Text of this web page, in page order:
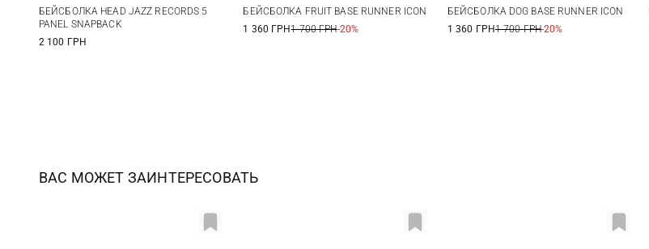
One size
БЕЙСБОЛКА HEAD JAZZ RECORDS 5
PANEL SNAPBACK
2 100 ГРН
One size
БЕЙСБОЛКА FRUIT BASE RUNNER ICON
1 360 ГРН1 700 ГРН-20%
One size
БЕЙСБОЛКА DOG BASE RUNNER ICON
1 360 ГРН1 700 ГРН-20%
ВАС МОЖЕТ ЗАИНТЕРЕСОВАТЬ